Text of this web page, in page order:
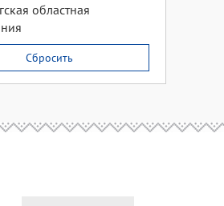
областная
Сбросить